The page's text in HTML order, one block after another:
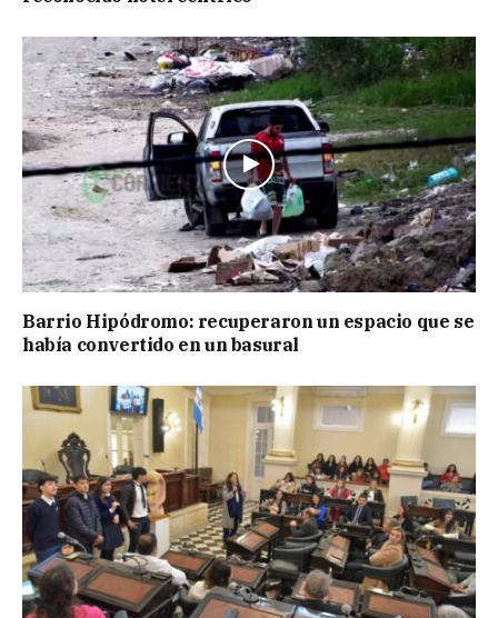
Barrio Hipódromo: recuperaron un espacio que se
había convertido en un basural